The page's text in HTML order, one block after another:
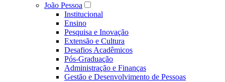
João Pessoa
Institucional
Ensino
Pesquisa e Inovação
Extensão e Cultura
Desafios Acadêmicos
Pós-Graduação
Administração e Finanças
Gestão e Desenvolvimento de Pessoas